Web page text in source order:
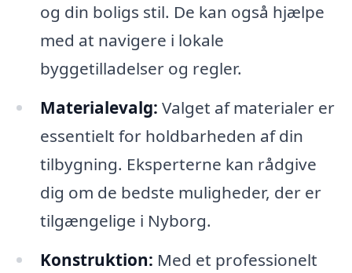
og din boligs stil. De kan også hjælpe
med at navigere i lokale
byggetilladelser og regler.
Materialevalg: Valget af materialer er
essentielt for holdbarheden af din
tilbygning. Eksperterne kan rådgive
dig om de bedste muligheder, der er
tilgængelige i Nyborg.
Konstruktion: Med et professionelt